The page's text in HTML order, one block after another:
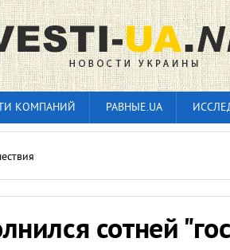
КОМПАНИЙ РАВНЫЕ.UA
сотней